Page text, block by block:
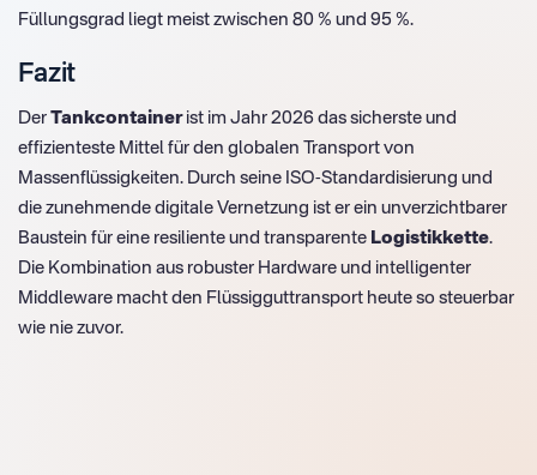
Füllungsgrad liegt meist zwischen 80 % und 95 %.
Fazit
Der Tankcontainerist im Jahr 2026 das sicherste und
effizienteste Mittel für den globalen Transport von
Massenflüssigkeiten. Durch seine ISO-Standardisierung und
die zunehmende digitale Vernetzung ist er ein unverzichtbarer
Baustein für eine resiliente und transparente Logistikkette.
Die Kombination aus robuster Hardware und intelligenter
Middleware macht den Flüssigguttransport heute so steuerbar
wie nie zuvor.